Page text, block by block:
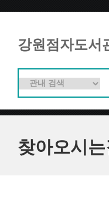
강원점자도서
찾아오시는